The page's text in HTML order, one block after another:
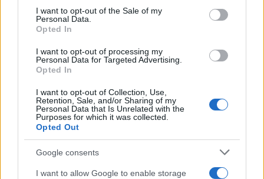
services and may gather and store information including but
not limited to your visit or usage behaviour. You may click to
grant or deny consent to Google and its third-party tags to
consent section.
I want to opt-out of the Sale of my
Personal Data.
Opted In
I want to opt-out of processing my
Personal Data for Targeted Advertising.
Opted In
I want to opt-out of Collection, Use,
Retention, Sale, and/or Sharing of my
Personal Data that Is Unrelated with the
Purposes for which it was collected.
Opted Out
Google consents
I want to allow Google to enable storage
L'inaugurazione /Cuneo inaugura Esseci: il nuovo polo
culturale nell’ex ospedale di Santa Croce